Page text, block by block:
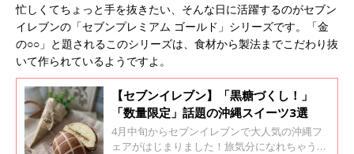
忙しくてちょっと手を抜きたい、そんな日に活躍するのがセブン
イレブンの「セブンプレミアム ゴールド」シリーズです。「金
の○○」と題されるこのシリーズは、食材から製法までこだわり抜
いて作られているようですよ。
【セブンイレブン】「黒糖づくし！」
「数量限定」話題の沖縄スイーツ3選
4月中旬からセブンイレブンで大人気の沖縄フ
ェアがはじまりました！旅気分になれちゃう黒